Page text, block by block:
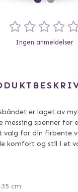
Ingen anmeldelser
er laget av
messing spenner for
valg for din firbente
komfort og stil i et
cm